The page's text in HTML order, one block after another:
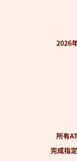
2026
所有
完成指